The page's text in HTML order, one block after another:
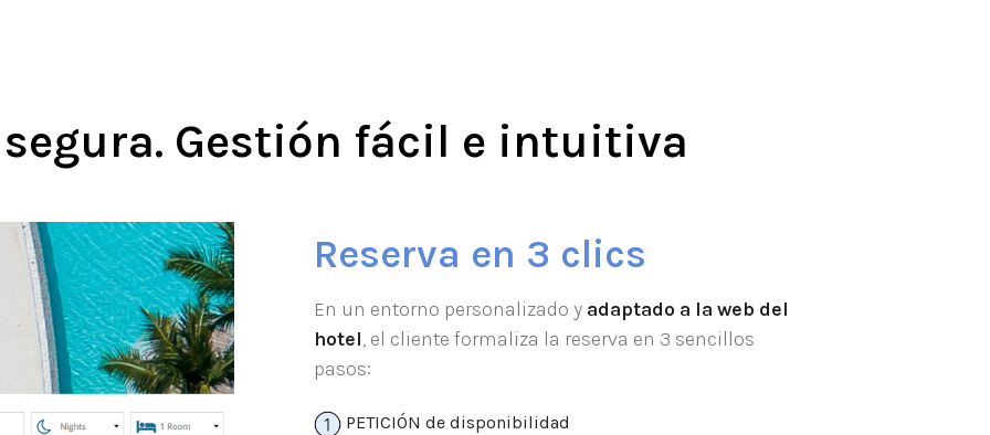
Gestión fácil e intuitiva
Reserva en 3 clics
En un entorno personalizado y adaptado a la web del
hotel, el cliente formaliza la reserva en 3 sencillos
pasos:
PETICIÓN de disponibilidad